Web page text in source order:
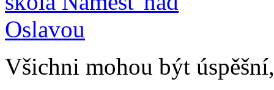
Všichni mohou být